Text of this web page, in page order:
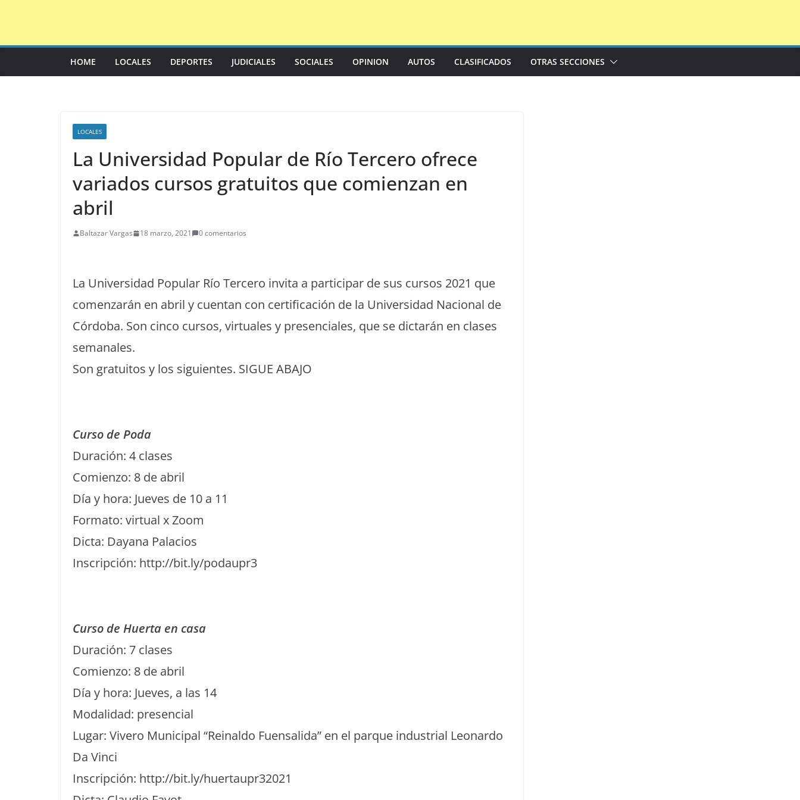
HOME LOCALES DEPORTES JUDICIALES SOCIALES OPINION AUTOS CLASIFICADOS OTRAS SECCIONES
LOCALES
La Universidad Popular de Río Tercero ofrece
variados cursos gratuitos que comienzan en
abril
Baltazar Vargas 18 marzo, 2021 0 comentarios
La Universidad Popular Río Tercero invita a participar de sus cursos 2021 que
comenzarán en abril y cuentan con certificación de la Universidad Nacional de
Córdoba. Son cinco cursos, virtuales y presenciales, que se dictarán en clases
semanales.
Son gratuitos y los siguientes. SIGUE ABAJO
Curso de Poda
Duración: 4 clases
Comienzo: 8 de abril
Día y hora: Jueves de 10 a 11
Formato: virtual x Zoom
Dicta: Dayana Palacios
Inscripción: http://bit.ly/podaupr3
Curso de Huerta en casa
Duración: 7 clases
Comienzo: 8 de abril
Día y hora: Jueves, a las 14
Modalidad: presencial
Lugar: Vivero Municipal “Reinaldo Fuensalida” en el parque industrial Leonardo
Da Vinci
Inscripción: http://bit.ly/huertaupr32021